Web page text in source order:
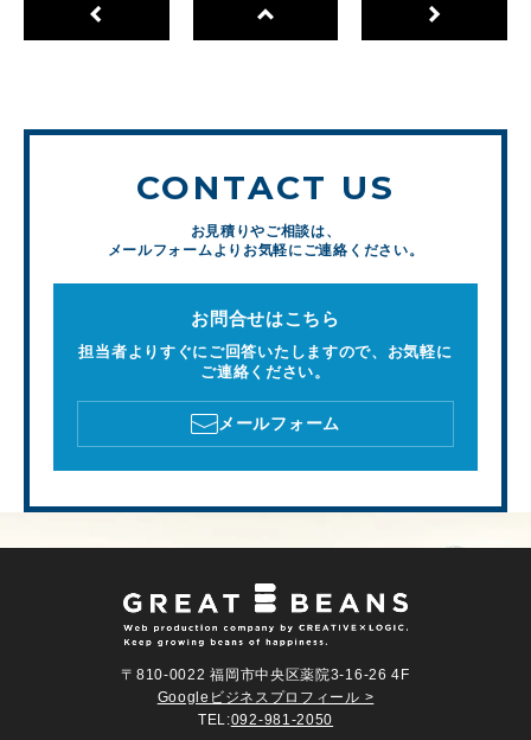
CONTACT US
お見積りやご相談は、
メールフォームよりお気軽にご連絡ください。
お問合せはこちら
担当者よりすぐにご回答いたしますので、お気軽に
ご連絡ください。
メールフォーム
〒810-0022 福岡市中央区薬院3-16-26 4F
Googleビジネスプロフィール >
TEL:092-981-2050